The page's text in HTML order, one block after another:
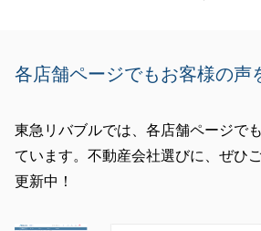
各店舗ページでもお客様の声
東急リバブルでは、各店舗ページで
ています。不動産会社選びに、ぜひ
更新中！